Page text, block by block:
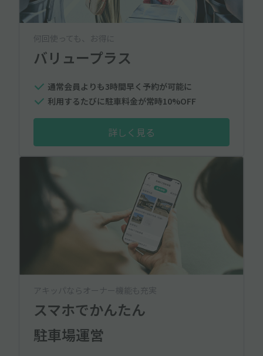
何回使っても、お得に
バリュープラス
通常会員よりも3時間早く予約が可能に
利用するたびに駐車料金が常時10%OFF
詳しく見る
アキッパならオーナー機能も充実
スマホでかんたん
駐車場運営